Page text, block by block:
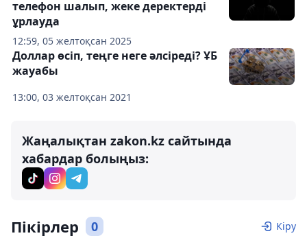
12:59, 05 желтоқсан 2025
телефон шалып, жеке деректерді
ұрлауда
13:00, 03 желтоқсан 2021
Доллар өсіп, теңге неге әлсіреді? ҰБ
жауабы
Жаңалықтан zakon.kz сайтында
хабардар болыңыз:
Пікірлер 0 Кіру